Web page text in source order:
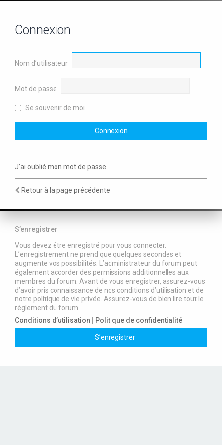
Connexion
Nom d’utilisateur
Mot de passe
Se souvenir de moi
J’ai oublié mon mot de passe
Retour à la page précédente
S’enregistrer
Vous devez être enregistré pour vous connecter.
L’enregistrement ne prend que quelques secondes et
augmente vos possibilités. L’administrateur du forum peut
également accorder des permissions additionnelles aux
membres du forum. Avant de vous enregistrer, assurez-vous
d’avoir pris connaissance de nos conditions d’utilisation et de
notre politique de vie privée. Assurez-vous de bien lire tout le
règlement du forum.
Conditions d’utilisation | Politique de confidentialité
S’enregistrer